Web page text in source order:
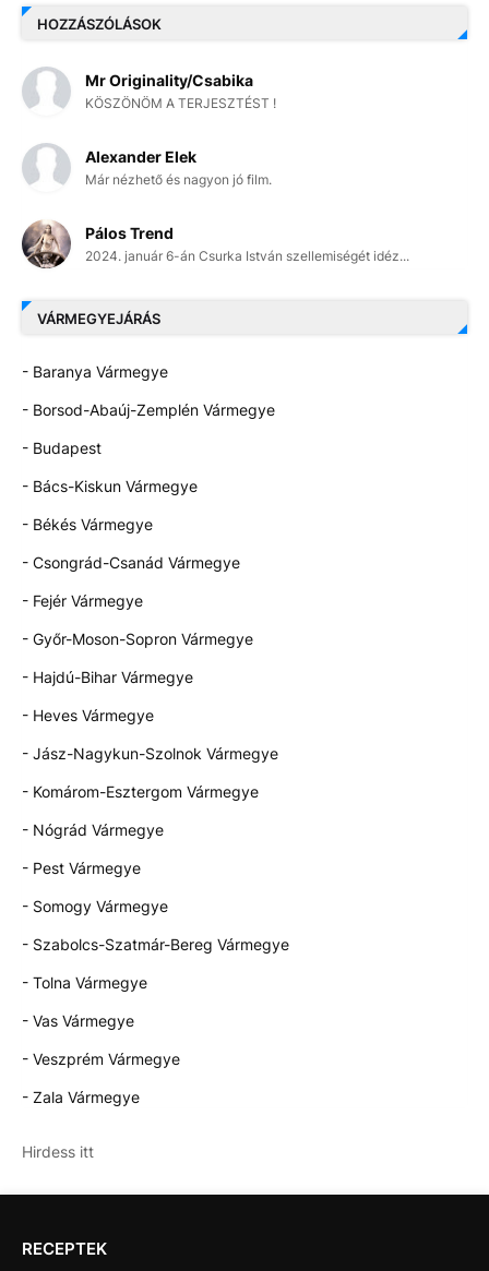
HOZZÁSZÓLÁSOK
Mr Originality/Csabika
KÖSZÖNÖM A TERJESZTÉST !
Alexander Elek
Már nézhető és nagyon jó film.
Pálos Trend
2024. január 6-án Csurka István szellemiségét idéz...
VÁRMEGYEJÁRÁS
- Baranya Vármegye
- Borsod-Abaúj-Zemplén Vármegye
- Budapest
- Bács-Kiskun Vármegye
- Békés Vármegye
- Csongrád-Csanád Vármegye
- Fejér Vármegye
- Győr-Moson-Sopron Vármegye
- Hajdú-Bihar Vármegye
- Heves Vármegye
- Jász-Nagykun-Szolnok Vármegye
- Komárom-Esztergom Vármegye
- Nógrád Vármegye
- Pest Vármegye
- Somogy Vármegye
- Szabolcs-Szatmár-Bereg Vármegye
- Tolna Vármegye
- Vas Vármegye
- Veszprém Vármegye
- Zala Vármegye
Hirdess itt
RECEPTEK